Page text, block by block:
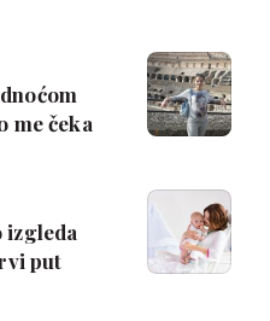
me čeka
izgleda
put